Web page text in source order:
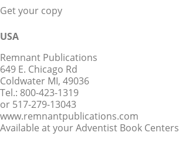
Get your copy
USA
Remnant Publications
649 E. Chicago Rd
Coldwater MI, 49036
Tel.: 800-423-1319
or 517-279-13043
www.remnantpublications.com
Available at your Adventist Book Centers